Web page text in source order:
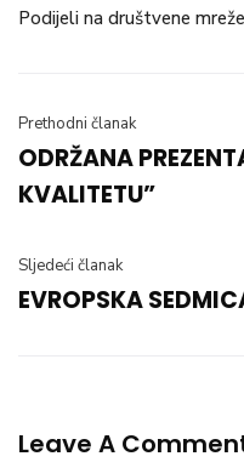
Podijeli na društvene
Prethodni članak
ODRŽANA
KVALITETU”
Sljedeći članak
EVROPSKA
Leave A